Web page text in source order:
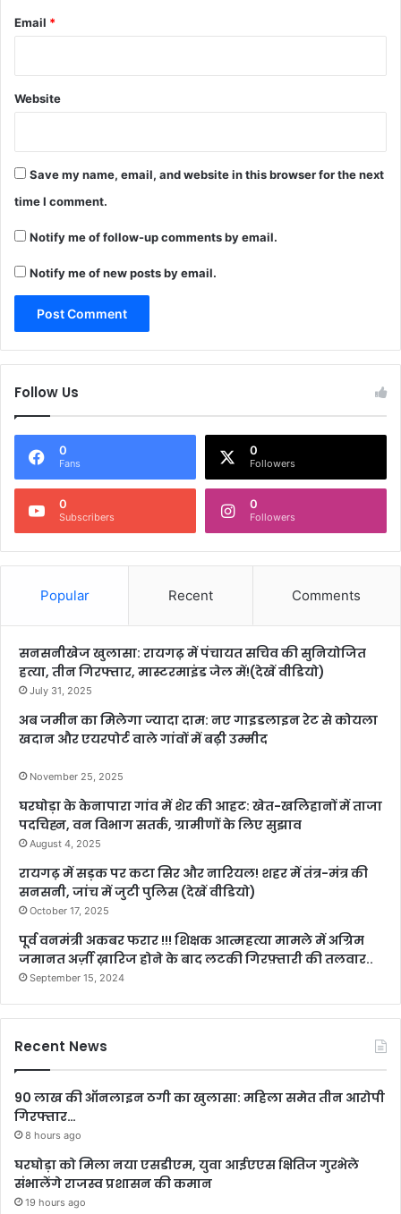
Email *
Website
Save my name, email, and website in this browser for the next
time I comment.
Notify me of follow-up comments by email.
Notify me of new posts by email.
Follow Us
0
Fans
0
Followers
0
Subscribers
0
Followers
Popular Recent Comments
सनसनीखेज खुलासा: रायगढ़ में पंचायत सचिव की सुनियोजित
हत्या, तीन गिरफ्तार, मास्टरमाइंड जेल में!(देखें वीडियो)
July 31, 2025
अब जमीन का मिलेगा ज्यादा दाम: नए गाइडलाइन रेट से कोयला
खदान और एयरपोर्ट वाले गांवों में बढ़ी उम्मीद
November 25, 2025
घरघोड़ा के केनापारा गांव में शेर की आहट: खेत-खलिहानों में ताजा
पदचिह्न, वन विभाग सतर्क, ग्रामीणों के लिए सुझाव
August 4, 2025
रायगढ़ में सड़क पर कटा सिर और नारियल! शहर में तंत्र-मंत्र की
सनसनी, जांच में जुटी पुलिस (देखें वीडियो)
October 17, 2025
पूर्व वनमंत्री अकबर फरार !!! शिक्षक आत्महत्या मामले में अग्रिम
जमानत अर्ज़ी ख़ारिज होने के बाद लटकी गिरफ़्तारी की तलवार..
September 15, 2024
Recent News
90 लाख की ऑनलाइन ठगी का खुलासा: महिला समेत तीन आरोपी
गिरफ्तार…
8 hours ago
घरघोड़ा को मिला नया एसडीएम, युवा आईएएस क्षितिज गुरभेले
संभालेंगे राजस्व प्रशासन की कमान
19 hours ago